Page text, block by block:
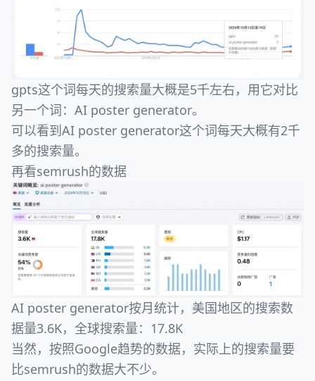
gpts这个词每天的搜索量大概是5千左右，用它对比
另一个词：AI poster generator。
可以看到AI poster generator这个词每天大概有2千
多的搜索量。
再看semrush的数据
AI poster generator按月统计，美国地区的搜索数
据量3.6K，全球搜索量：17.8K
当然，按照Google趋势的数据，实际上的搜索量要
比semrush的数据大不少。